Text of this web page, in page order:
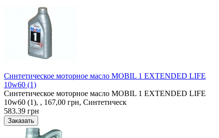
Синтетическое моторное масло MOBIL 1 EXTENDED LIFE
10w60 (1)
Синтетическое моторное масло MOBIL 1 EXTENDED LIFE
10w60 (1), , 167,00 грн, Синтетическ
583.39 грн